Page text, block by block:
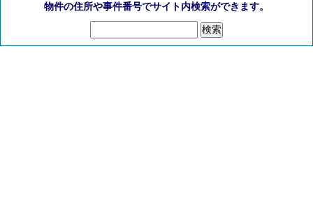
物件の住所や事件番号でサイト内検索ができます。